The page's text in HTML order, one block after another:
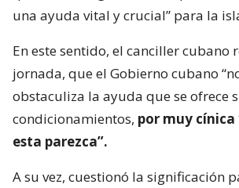
una ayuda vital y crucial” para la
En este sentido, el canciller cubano
jornada, que el Gobierno cubano
obstaculiza la ayuda que se ofrece
condicionamientos, por muy
esta parezca”.
A su vez, cuestionó la significación